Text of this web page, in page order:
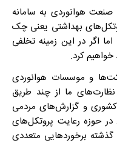
هوانوردی به سامانه
بهداشتی یعنی چک
اگر در این زمینه تخلفی
کرد.
و موسسات هوانوردی
ما از چند طریق
کشوری و گزارش‌های مردمی
در حوزه رعایت پروتکل‌های
برخوردهایی متعددی